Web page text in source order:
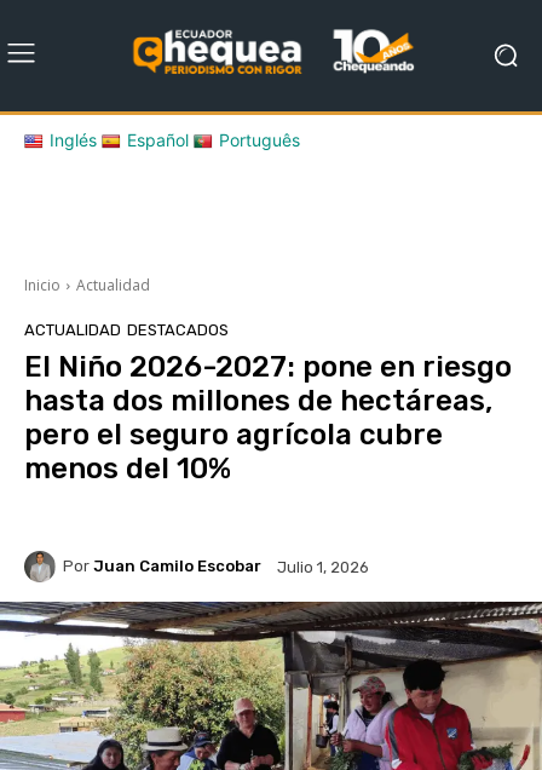
Inglés Español Português
Inicio Actualidad
ACTUALIDAD DESTACADOS
El Niño 2026-2027: pone en riesgo
hasta dos millones de hectáreas,
pero el seguro agrícola cubre
menos del 10%
Por Juan Camilo Escobar Julio 1, 2026